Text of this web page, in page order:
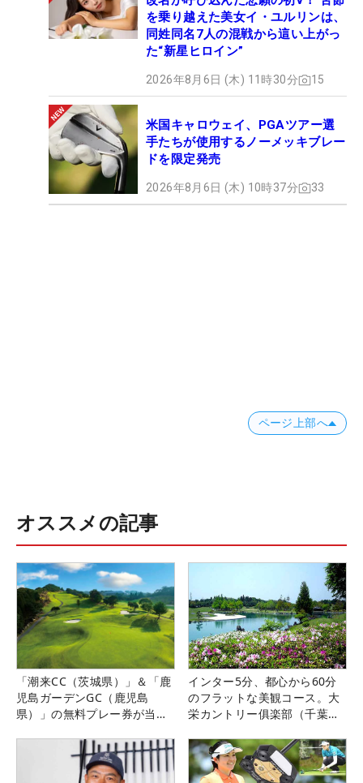
を乗り越えた美女イ・ユルリンは、
同姓同名7人の混戦から這い上がっ
た“新星ヒロイン”
2026年8月6日 (木) 11時30分 15
米国キャロウェイ、PGAツアー選
手たちが使用するノーメッキブレー
ドを限定発売
2026年8月6日 (木) 10時37分 33
ページ上部へ
オススメの記事
「潮来CC（茨城県）」＆「鹿
児島ガーデンGC（鹿児島
県）」の無料プレー券が当た
インター5分、都心から60分
のフラットな美観コース。大
栄カントリー俱楽部（千葉